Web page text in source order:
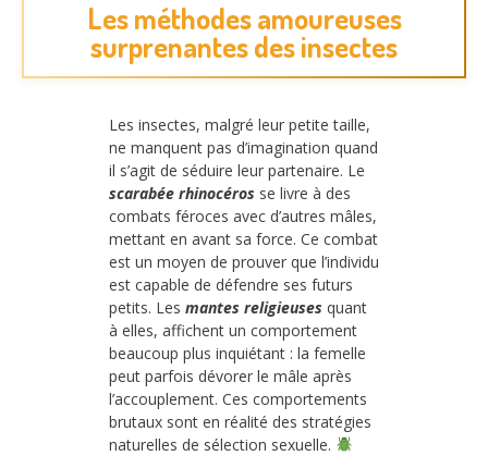
Les méthodes amoureuses
surprenantes des insectes
Les insectes, malgré leur petite taille,
ne manquent pas d’imagination quand
il s’agit de séduire leur partenaire. Le
scarabée rhinocéros se livre à des
combats féroces avec d’autres mâles,
mettant en avant sa force. Ce combat
est un moyen de prouver que l’individu
est capable de défendre ses futurs
petits. Les mantes religieuses quant
à elles, affichent un comportement
beaucoup plus inquiétant : la femelle
peut parfois dévorer le mâle après
l’accouplement. Ces comportements
brutaux sont en réalité des stratégies
naturelles de sélection sexuelle.